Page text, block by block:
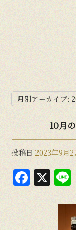
月別アーカイブ:
10月
投稿日 2023年9月
F
a
X